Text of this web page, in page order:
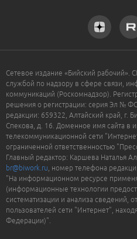
Сетевое издание «Бийский рабочий».
службой по надзору в сфере связи,
коммуникаций (Роскомнадзор).
решения о регистрации: серия Эл №
редакции: 659322, Алтайский край, г.
Спекова, д. 16. Доменное имя сайта в
телекоммуникационной сети
ограниченной ответственностью
Главный редактор: Каршева Наталья
br@biwork.ru , номер телефона
"На информационном ресурсе
(информационные технологии
систематизации и анализа сведений,
пользователей сети "Интернет",
Федерации)".